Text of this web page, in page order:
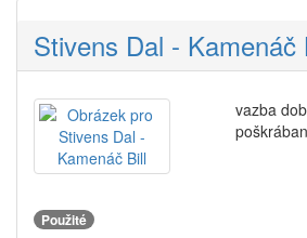
Stivens Dal - Kamenáč
vazba
Použité